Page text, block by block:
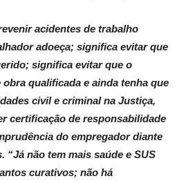
acidentes de trabalho
adoeça; significa evitar que
significa evitar que o
qualificada e ainda tenha que
civil e criminal na Justiça,
certificação de responsabilidade
do empregador diante
“Já não tem mais saúde e SUS
curativos; não há